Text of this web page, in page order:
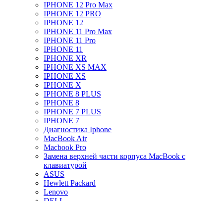
IPHONE 12 Pro Max
IPHONE 12 PRO
IPHONE 12
IPHONE 11 Pro Max
IPHONE 11 Pro
IPHONE 11
IPHONE XR
IPHONE XS MAX
IPHONE XS
IPHONE X
IPHONE 8 PLUS
IPHONE 8
IPHONE 7 PLUS
IPHONE 7
Диагностика Iphone
MacBook Air
Macbook Pro
Замена верхней части корпуса MacBook с
клавиатурой
ASUS
Hewlett Packard
Lenovo